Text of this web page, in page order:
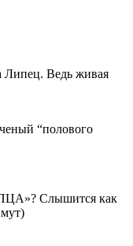
Липец. Ведь живая
“полового
Слышится как